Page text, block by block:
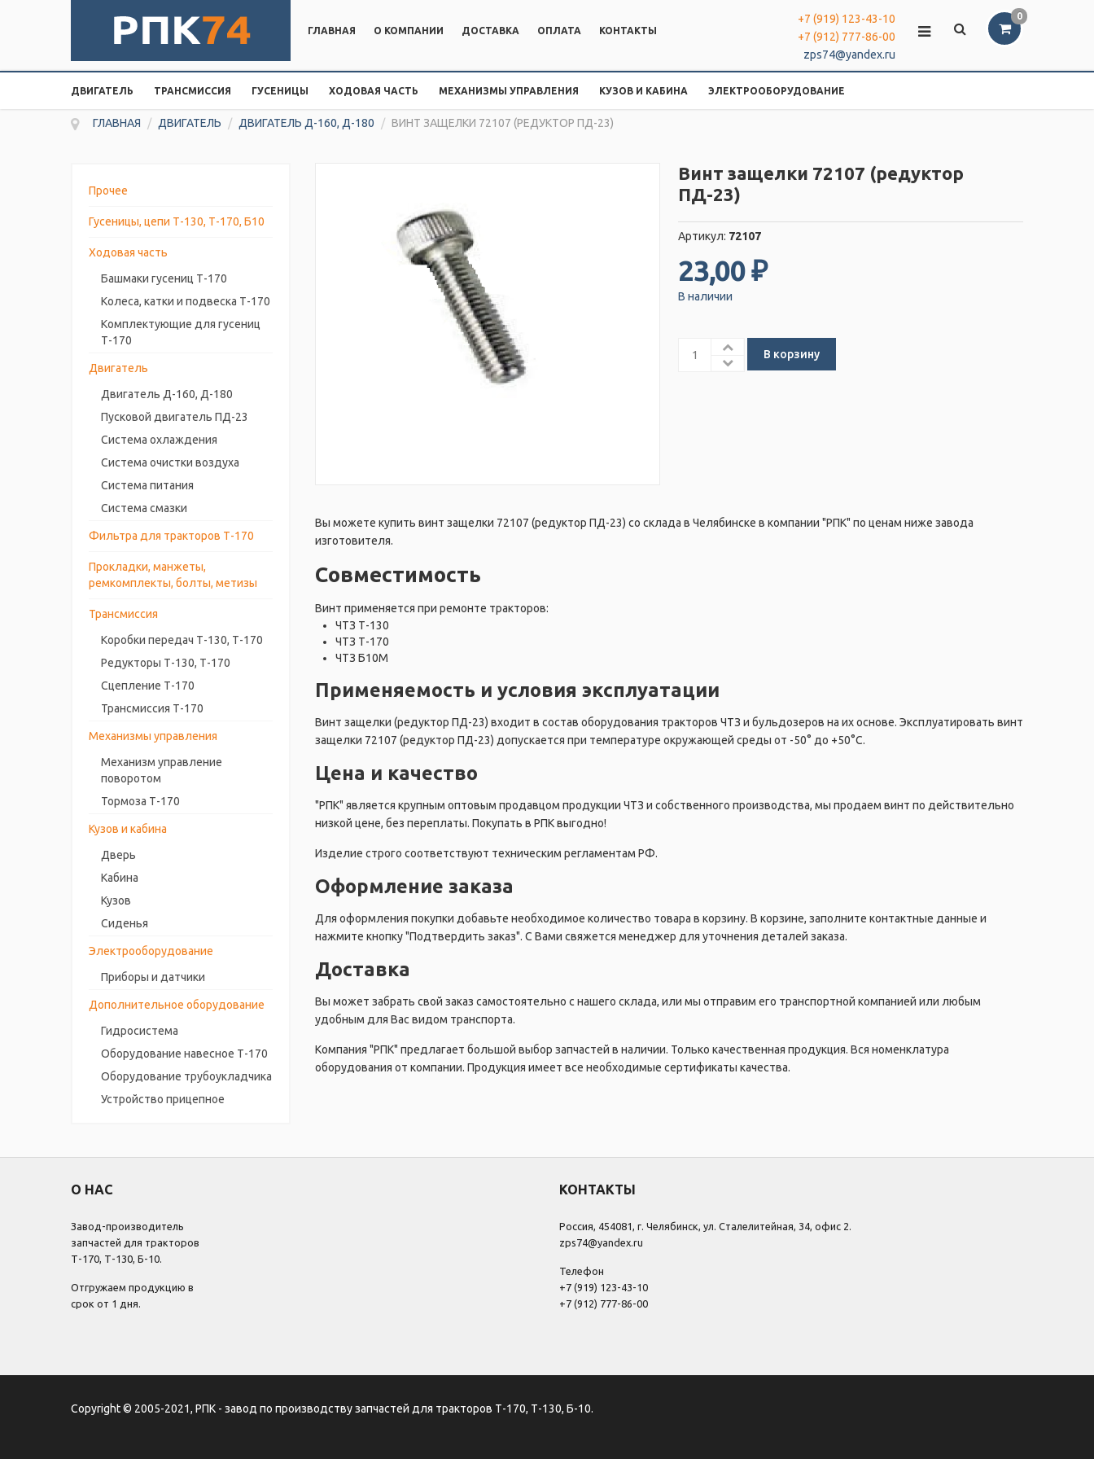
0
ГЛАВНАЯ
О КОМПАНИИ ДОСТАВКА ОПЛАТА КОНТАКТЫ
+7 (919) 123-43-10
+7 (912) 777-86-00
zps74@yandex.ru
ДВИГАТЕЛЬ ТРАНСМИССИЯ ГУСЕНИЦЫ ХОДОВАЯ ЧАСТЬ МЕХАНИЗМЫ УПРАВЛЕНИЯ КУЗОВ И КАБИНА ЭЛЕКТРООБОРУДОВАНИЕ
ГЛАВНАЯ / ДВИГАТЕЛЬ / ДВИГАТЕЛЬ Д-160, Д-180 / ВИНТ ЗАЩЕЛКИ 72107 (РЕДУКТОР ПД-23)
Прочее
Гусеницы, цепи Т-130, Т-170, Б10
Ходовая часть
Башмаки гусениц Т-170
Колеса, катки и подвеска Т-170
Комплектующие для гусениц
Т-170
Двигатель
Двигатель Д-160, Д-180
Пусковой двигатель ПД-23
Система охлаждения
Система очистки воздуха
Система питания
Система смазки
Фильтра для тракторов Т-170
Прокладки, манжеты,
ремкомплекты, болты, метизы
Трансмиссия
Коробки передач Т-130, Т-170
Редукторы Т-130, Т-170
Сцепление Т-170
Трансмиссия Т-170
Механизмы управления
Механизм управление
поворотом
Тормоза Т-170
Кузов и кабина
Дверь
Кабина
Кузов
Сиденья
Электрооборудование
Приборы и датчики
Дополнительное оборудование
Гидросистема
Оборудование навесное Т-170
Оборудование трубоукладчика
Устройство прицепное
Винт защелки 72107 (редуктор
ПД-23)
Артикул: 72107
23,00 ₽
В наличии
Вы можете купить винт защелки 72107 (редуктор ПД-23) со склада в Челябинске в компании "РПК" по ценам ниже завода
изготовителя.
Совместимость
Винт применяется при ремонте тракторов:
ЧТЗ Т-130
ЧТЗ Т-170
ЧТЗ Б10М
Применяемость и условия эксплуатации
Винт защелки (редуктор ПД-23) входит в состав оборудования тракторов ЧТЗ и бульдозеров на их основе. Эксплуатировать винт
защелки 72107 (редуктор ПД-23) допускается при температуре окружающей среды от -50° до +50°C.
Цена и качество
"РПК" является крупным оптовым продавцом продукции ЧТЗ и собственного производства, мы продаем винт по действительно
низкой цене, без переплаты. Покупать в РПК выгодно!
Изделие строго соответствуют техническим регламентам РФ.
Оформление заказа
Для оформления покупки добавьте необходимое количество товара в корзину. В корзине, заполните контактные данные и
нажмите кнопку "Подтвердить заказ". С Вами свяжется менеджер для уточнения деталей заказа.
Доставка
Вы может забрать свой заказ самостоятельно с нашего склада, или мы отправим его транспортной компанией или любым
удобным для Вас видом транспорта.
Компания "РПК" предлагает большой выбор запчастей в наличии. Только качественная продукция. Вся номенклатура
оборудования от компании. Продукция имеет все необходимые сертификаты качества.
О НАС
Завод-производитель
запчастей для тракторов
Т-170, Т-130, Б-10.
Отгружаем продукцию в
срок от 1 дня.
КОНТАКТЫ
Россия, 454081, г. Челябинск, ул. Сталелитейная, 34, офис 2.
zps74@yandex.ru
Телефон
+7 (919) 123-43-10
+7 (912) 777-86-00
Copyright © 2005-2021, РПК - завод по производству запчастей для тракторов Т-170, Т-130, Б-10.